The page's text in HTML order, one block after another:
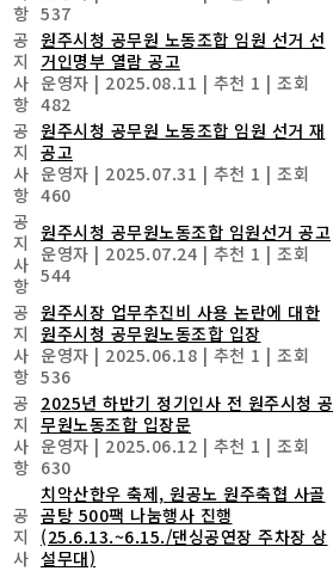
항 537
공
지
사
항
원주시청 공무원 노동조합 임원 선거 선
거인명부 열람 공고
운영자 | 2025.08.11 | 추천 1 | 조회
482
공
지
사
항
원주시청 공무원 노동조합 임원 선거 재
공고
운영자 | 2025.07.31 | 추천 1 | 조회
460
공
지
사
항
원주시청 공무원노동조합 임원선거 공고
운영자 | 2025.07.24 | 추천 1 | 조회
544
공
지
사
항
원주시장 업무추진비 사용 논란에 대한
원주시청 공무원노동조합 입장
운영자 | 2025.06.18 | 추천 1 | 조회
536
공
지
사
항
2025년 하반기 정기인사 전 원주시청 공
무원노동조합 입장문
운영자 | 2025.06.12 | 추천 1 | 조회
630
공
지
사
치악산한우 축제, 원공노 원주축협 사골
곰탕 500팩 나눔행사 진행
(25.6.13.~6.15./댄싱공연장 주차장 상
설무대)